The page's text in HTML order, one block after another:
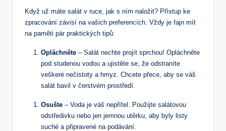
Když už máte salát v ruce, jak s ním naložit? Přístup ke
zpracování závisí na vašich preferencích. Vždy je fajn mít
na paměti pár praktických tipů:
Opláchněte – Salát nechte projít sprchou! Opláchněte
pod studenou vodou a ujistěte se, že odstraníte
veškeré nečistoty a hmyz. Chcete přece, aby se váš
salát bavil v čerstvém prostředí.
Osušte – Voda je váš nepřítel. Použijte salátovou
odstředivku nebo jen jemnou utěrku, aby byly listy
suché a připravené na podávání.